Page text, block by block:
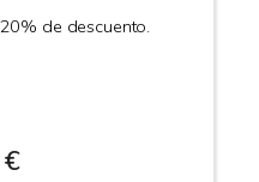
de descuento.